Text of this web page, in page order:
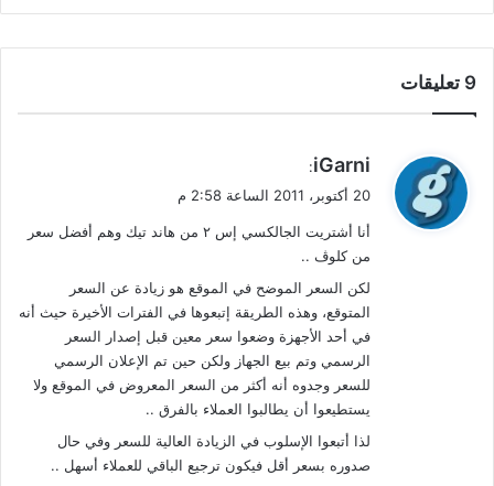
‫9 تعليقات
ي
ل
iGarni
:
20 أكتوبر، 2011 الساعة 2:58 م
أنا أشتريت الجالكسي إس ٢ من هاند تيك وهم أفضل سعر
من كلوڤ ..
لكن السعر الموضح في الموقع هو زيادة عن السعر
المتوقع، وهذه الطريقة إتبعوها في الفترات الأخيرة حيث أنه
في أحد الأجهزة وضعوا سعر معين قبل إصدار السعر
الرسمي وتم بيع الجهاز ولكن حين تم الإعلان الرسمي
للسعر وجدوه أنه أكثر من السعر المعروض في الموقع ولا
يستطيعوا أن يطالبوا العملاء بالفرق ..
لذا أتبعوا الإسلوب في الزيادة العالية للسعر وفي حال
صدوره بسعر أقل فيكون ترجيع الباقي للعملاء أسهل ..